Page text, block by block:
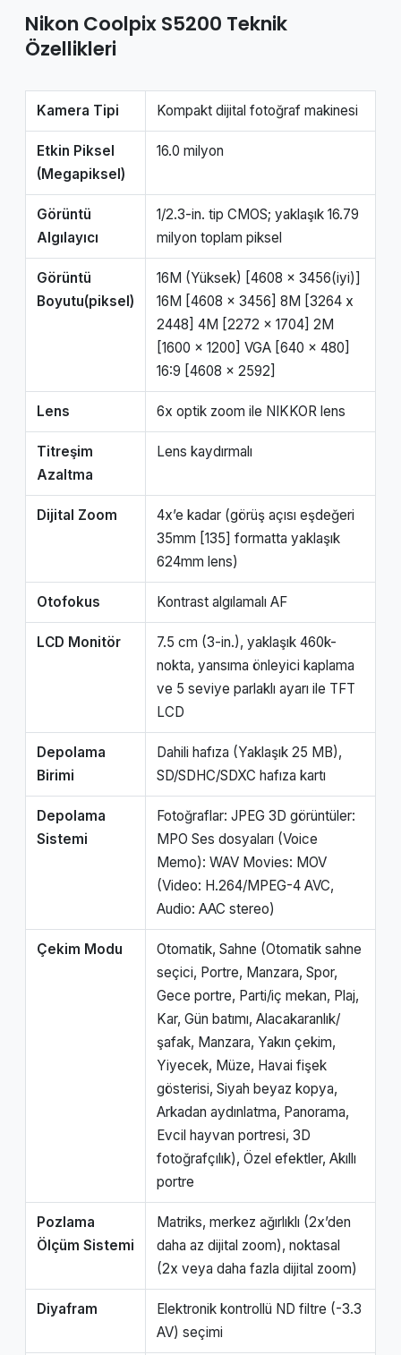
Nikon Coolpix S5200 Teknik
Özellikleri
Kamera Tipi Kompakt dijital fotoğraf makinesi
Etkin Piksel
(Megapiksel)
16.0 milyon
Görüntü
Algılayıcı
1/2.3-in. tip CMOS; yaklaşık 16.79
milyon toplam piksel
Görüntü
Boyutu(piksel)
16M (Yüksek) [4608 x 3456(iyi)]
16M [4608 x 3456] 8M [3264 x
2448] 4M [2272 x 1704] 2M
[1600 x 1200] VGA [640 x 480]
16:9 [4608 x 2592]
Lens 6x optik zoom ile NIKKOR lens
Titreşim
Azaltma
Lens kaydırmalı
Dijital Zoom
4x’e kadar (görüş açısı eşdeğeri
35mm [135] formatta yaklaşık
624mm lens)
Otofokus Kontrast algılamalı AF
LCD Monitör
7.5 cm (3-in.), yaklaşık 460k-
nokta, yansıma önleyici kaplama
ve 5 seviye parlaklı ayarı ile TFT
LCD
Depolama
Birimi
Dahili hafıza (Yaklaşık 25 MB),
SD/SDHC/SDXC hafıza kartı
Depolama
Sistemi
Fotoğraflar: JPEG 3D görüntüler:
MPO Ses dosyaları (Voice
Memo): WAV Movies: MOV
(Video: H.264/MPEG-4 AVC,
Audio: AAC stereo)
Çekim Modu
Otomatik, Sahne (Otomatik sahne
seçici, Portre, Manzara, Spor,
Gece portre, Parti/iç mekan, Plaj,
Kar, Gün batımı, Alacakaranlık/
şafak, Manzara, Yakın çekim,
Yiyecek, Müze, Havai fişek
gösterisi, Siyah beyaz kopya,
Arkadan aydınlatma, Panorama,
Evcil hayvan portresi, 3D
fotoğrafçılık), Özel efektler, Akıllı
portre
Pozlama
Ölçüm Sistemi
Matriks, merkez ağırlıklı (2x’den
daha az dijital zoom), noktasal
(2x veya daha fazla dijital zoom)
Diyafram
Elektronik kontrollü ND filtre (-3.3
AV) seçimi